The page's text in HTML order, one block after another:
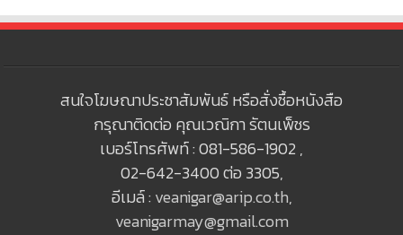
สนใจโฆษณาประชาสัมพันธ์ หรือสั่งซื้อหนังสือ
กรุณาติดต่อ คุณเวณิกา รัตนเพ็ชร
เบอร์โทรศัพท์ : 081-586-1902 ,
02-642-3400 ต่อ 3305,
อีเมล์ : veanigar@arip.co.th,
veanigarmay@gmail.com